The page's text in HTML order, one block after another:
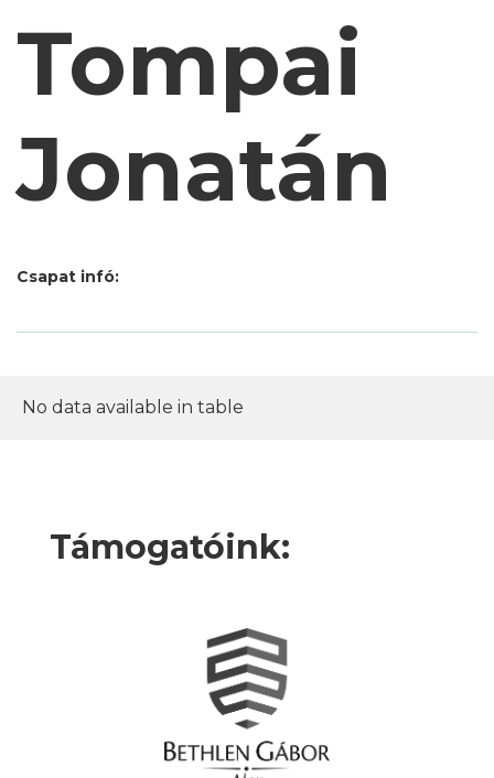
Tompai
Jonatán
Csapat infó:
No data available in table
Támogatóink: